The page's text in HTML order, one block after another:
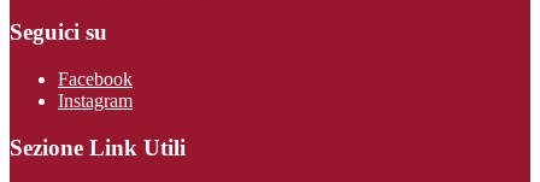
Seguici su
Facebook
Instagram
Sezione Link Utili